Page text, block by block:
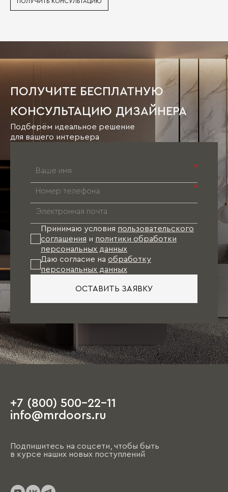
ПОЛУЧИТЕ БЕСПЛАТНУЮ
КОНСУЛЬТАЦИЮ ДИЗАЙНЕРА
Подберём идеальное решение
для вашего интерьера
*
*
Принимаю условия пользовательского
соглашения и политики обработки
персональных данных
Даю согласие на обработку
персональных данных
ОСТАВИТЬ ЗАЯВКУ
+7 (800) 500-22-11
info@mrdoors.ru
Подпишитесь на соцсети, чтобы быть
в курсе наших новых поступлений